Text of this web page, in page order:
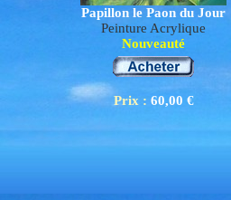
Papillon le Paon du Jour
Peinture Acrylique
Nouveauté
Prix : 60,00 €